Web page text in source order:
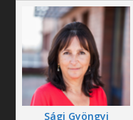
Sági Gyöngyi